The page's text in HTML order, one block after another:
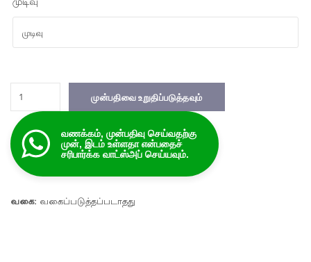
முடிவு
7
இருக்கைகள்
கொண்ட
முன்பதிவை உறுதிப்படுத்தவும்
வணக்கம், முன்பதிவு செய்வதற்கு
முன், இடம் உள்ளதா என்பதைச்
சரிபார்க்க வாட்ஸ்அப் செய்யவும்.
வகை: வகைப்படுத்தப்படாதது